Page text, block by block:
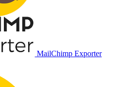
MailChimp Exporter